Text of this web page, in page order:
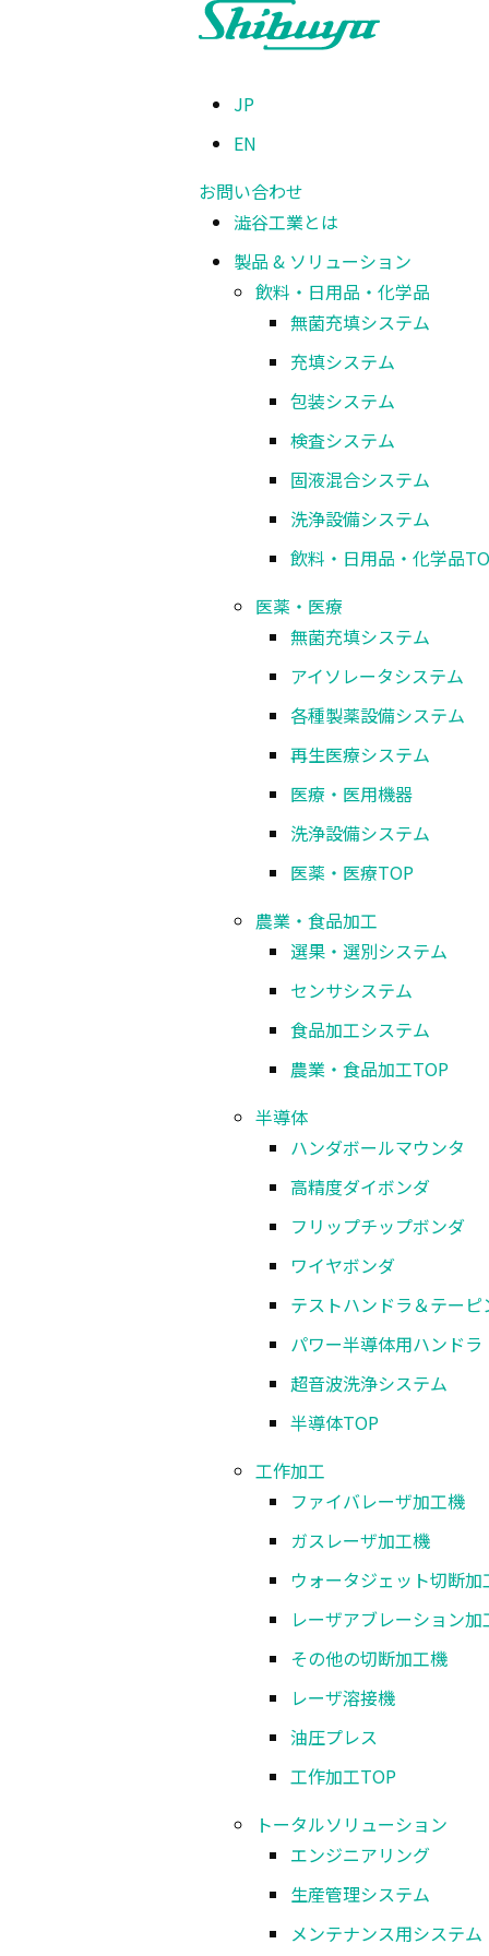
JP
EN
お問い合わせ
澁谷工業とは
製品 & ソリューション
飲料・日用品・化学品
無菌充填システム
充填システム
包装システム
検査システム
固液混合システム
洗浄設備システム
飲料・日用品・化学品
医薬・医療
無菌充填システム
アイソレータシステム
各種製薬設備システム
再生医療システム
医療・医用機器
洗浄設備システム
医薬・医療TOP
農業・食品加工
選果・選別システム
センサシステム
食品加工システム
農業・食品加工TOP
半導体
ハンダボールマウンタ
高精度ダイボンダ
フリップチップボンダ
ワイヤボンダ
テストハンドラ＆テーピ
パワー半導体用ハンドラ
超音波洗浄システム
半導体TOP
工作加工
ファイバレーザ加工機
ガスレーザ加工機
ウォータジェット切断加
レーザアブレーション加
その他の切断加工機
レーザ溶接機
油圧プレス
工作加工TOP
トータルソリューション
エンジニアリング
生産管理システム
メンテナンス用システム
製品 & ソリューション>半導体>高精度ダイボンダ
高精度ダイボンダ
DB258H
低コスト高精度ボンダ／精度：±2µm
高精度ボンダ DB258H
高精度ボンディング ±2µm(3σ）
微小チップハンドリングに対応
自動キャリブレーション機構により経時的
パラメトリックシーケンス制御により荷重
荷重フィードバック方式による高精度荷重
共晶接合をはじめ豊富なオプション設定に
自動キャリブレーション